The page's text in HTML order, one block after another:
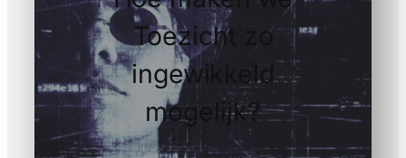
Toezicht zo
ingewikkeld
mogelijk?